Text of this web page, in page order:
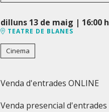
dilluns 13 de maig | 16:00 h
TEATRE DE BLANES
Cinema
Venda d'entrades ONLINE
Venda presencial d'entrades